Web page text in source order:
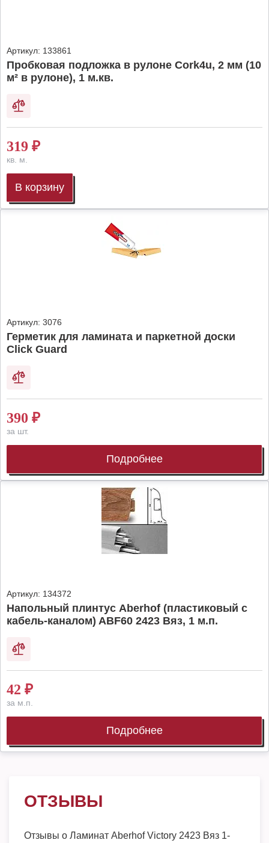
Артикул: 133861
Пробковая подложка в рулоне Cork4u, 2 мм (10
м² в рулоне), 1 м.кв.
319 ₽
кв. м.
В корзину
Артикул: 3076
Герметик для ламината и паркетной доски
Click Guard
390 ₽
за шт.
Подробнее
Артикул: 134372
Напольный плинтус Aberhof (пластиковый с
кабель-каналом) ABF60 2423 Вяз, 1 м.п.
42 ₽
за м.п.
Подробнее
ОТЗЫВЫ
Отзывы о Ламинат Aberhof Victory 2423 Вяз 1-